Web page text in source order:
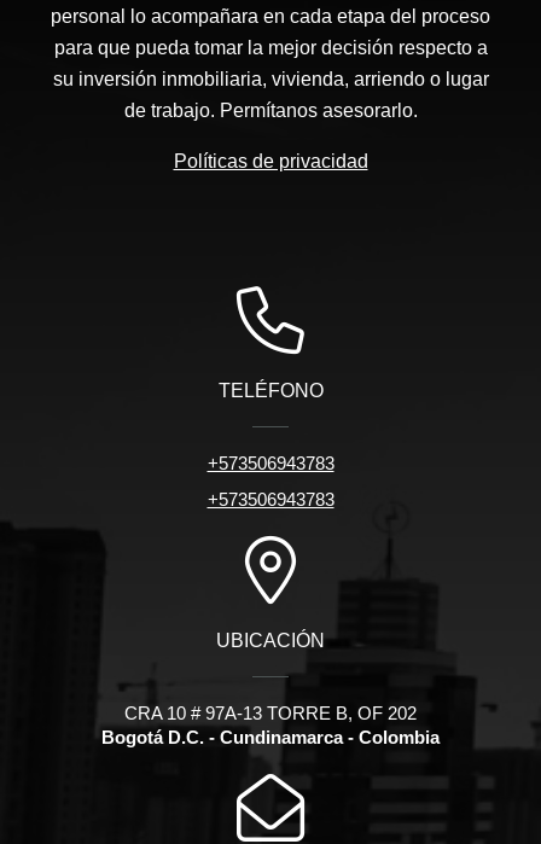
personal lo acompañara en cada etapa del proceso
para que pueda tomar la mejor decisión respecto a
su inversión inmobiliaria, vivienda, arriendo o lugar
de trabajo. Permítanos asesorarlo.
Políticas de privacidad
TELÉFONO
+573506943783
+573506943783
UBICACIÓN
CRA 10 # 97A-13 TORRE B, OF 202
Bogotá D.C. - Cundinamarca - Colombia